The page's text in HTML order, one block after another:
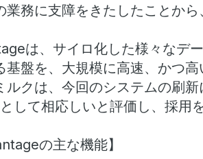
業務に支障をきたしたことから
は、サイロ化した様々なデ
基盤を、大規模に高速、かつ
ルクは、今回のシステムの刷
して相応しいと評価し、採用
の主な機能】